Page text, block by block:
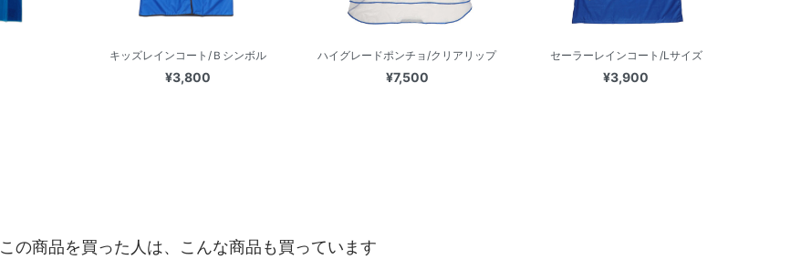
キッズレインコート/Ｂシンボル
¥3,800
ハイグレードポンチョ/クリアリップ
¥7,500
セーラーレインコート/Lサイズ
¥3,900
この商品を買った人は、こんな商品も買っています